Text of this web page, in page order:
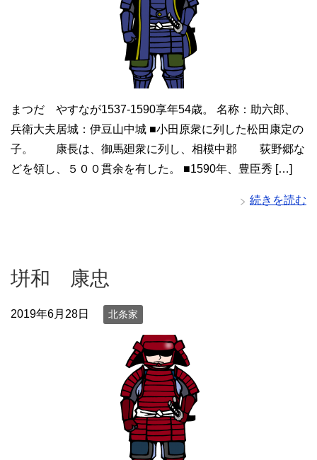
まつだ やすなが1537-1590享年54歳。 名称：助六郎、
兵衛大夫居城：伊豆山中城 ■小田原衆に列した松田康定の
子。 康長は、御馬廻衆に列し、相模中郡 荻野郷な
どを領し、５００貫余を有した。 ■1590年、豊臣秀 […]
続きを読む
垪和 康忠
2019年6月28日 北条家